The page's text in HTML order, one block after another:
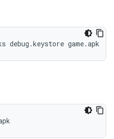
debug .keystore game.apk